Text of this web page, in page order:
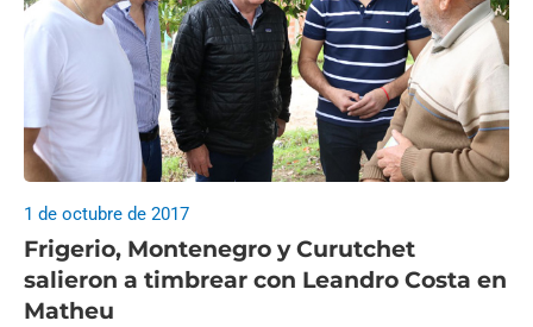
Frigerio, Montenegro y Curutchet
salieron a timbrear con Leandro Costa en
Matheu
1 de octubre de 2017